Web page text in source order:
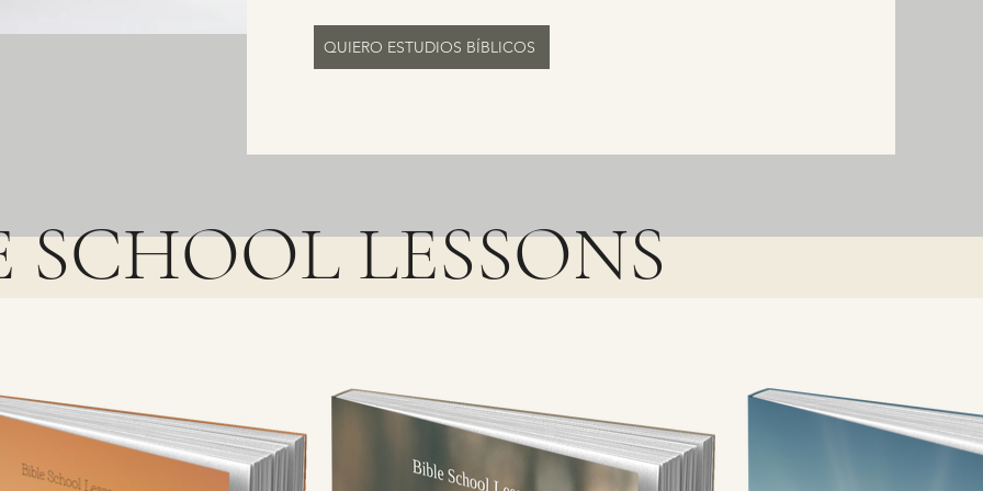
QUIERO ESTUDIOS BÍBLICOS
SCHOOL LESSONS